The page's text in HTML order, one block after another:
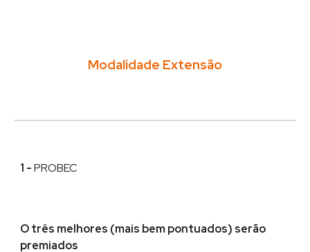
Modalidade Extensão
1 - PROBEC
O três melhores (mais bem pontuados) serão
premiados